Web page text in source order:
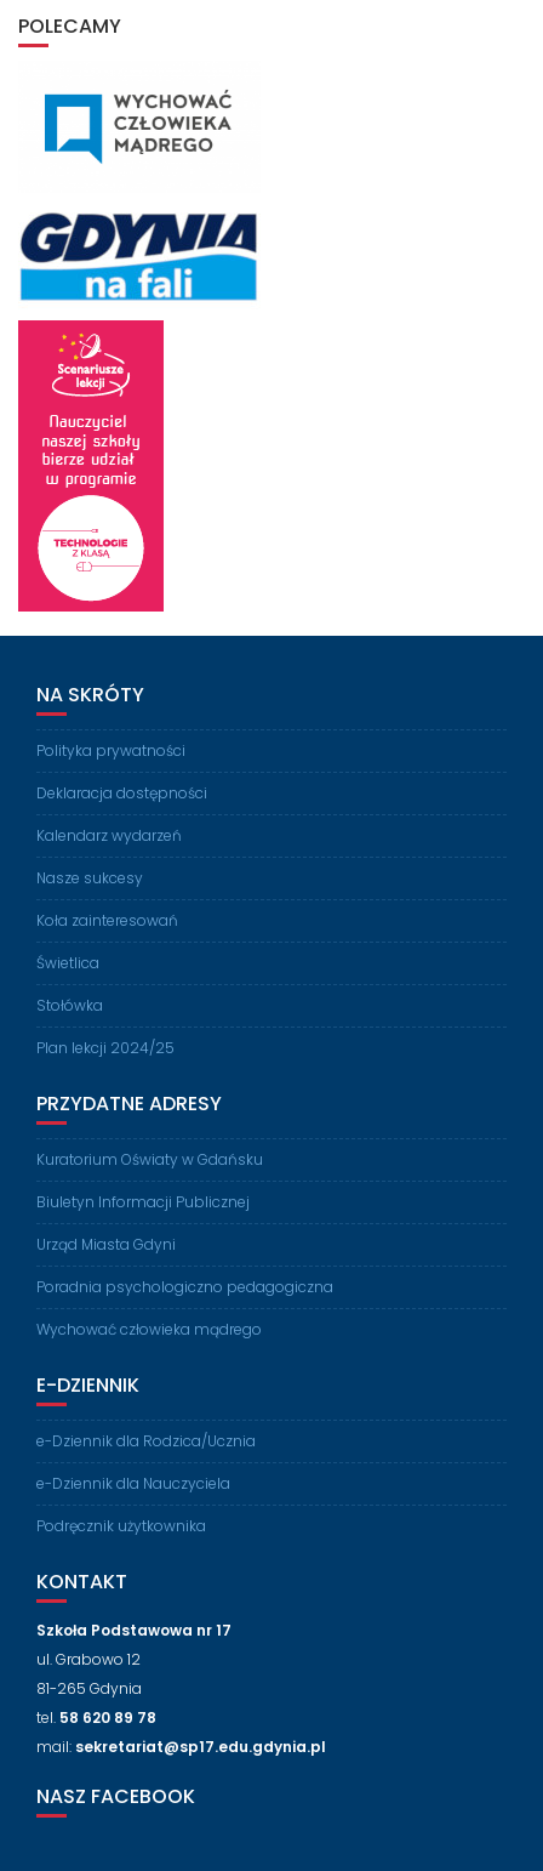
POLECAMY
NA SKRÓTY
Polityka prywatności
Deklaracja dostępności
Kalendarz wydarzeń
Nasze sukcesy
Koła zainteresowań
Świetlica
Stołówka
Plan lekcji 2024/25
PRZYDATNE ADRESY
Kuratorium Oświaty w Gdańsku
Biuletyn Informacji Publicznej
Urząd Miasta Gdyni
Poradnia psychologiczno pedagogiczna
Wychować człowieka mądrego
E-DZIENNIK
e-Dziennik dla Rodzica/Ucznia
e-Dziennik dla Nauczyciela
Podręcznik użytkownika
KONTAKT
Szkoła Podstawowa nr 17
ul. Grabowo 12
81-265 Gdynia
tel. 58 620 89 78
mail: sekretariat@sp17.edu.gdynia.pl
NASZ FACEBOOK